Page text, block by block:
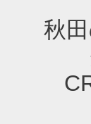
秋